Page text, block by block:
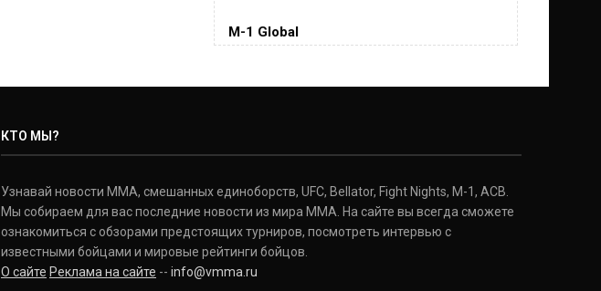
Дэниель Кормье
(22-2-0, 1)
Нэйт Диаз
Nate Diaz
M-1 Global
КТО МЫ?
Узнавай новости ММА, смешанных единоборств, UFC, Bellator, Fight Nights, M-1, ACB.
Мы собираем для вас последние новости из мира ММА. На сайте вы всегда сможете
ознакомиться с обзорами предстоящих турниров, посмотреть интервью с
известными бойцами и мировые рейтинги бойцов.
О сайте Реклама на сайте -- info@vmma.ru